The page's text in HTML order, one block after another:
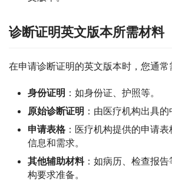
诊断证明英文版本所需材料
在申请诊断证明的英文版本时，您通常
身份证明 ：如身份证、护照等。
原始诊断证明 ：由医疗机构出具的
申请表格 ：医疗机构提供的申请
信息和需求。
其他辅助材料：如病历、检查报
构要求准备。